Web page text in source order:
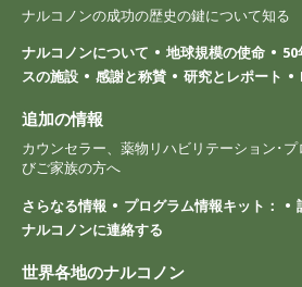
ナルコノンの成功の歴史の鍵について知る
ナルコノンについて
地球規模の使命 50
スの施設
感謝と称賛 研究とレポート
追加の情報
カウンセラー、薬物リハビリテーション･
びご家族の方へ
さらなる情報
プログラム情報キット：
ナルコノンに連絡する
世界各地のナルコノン